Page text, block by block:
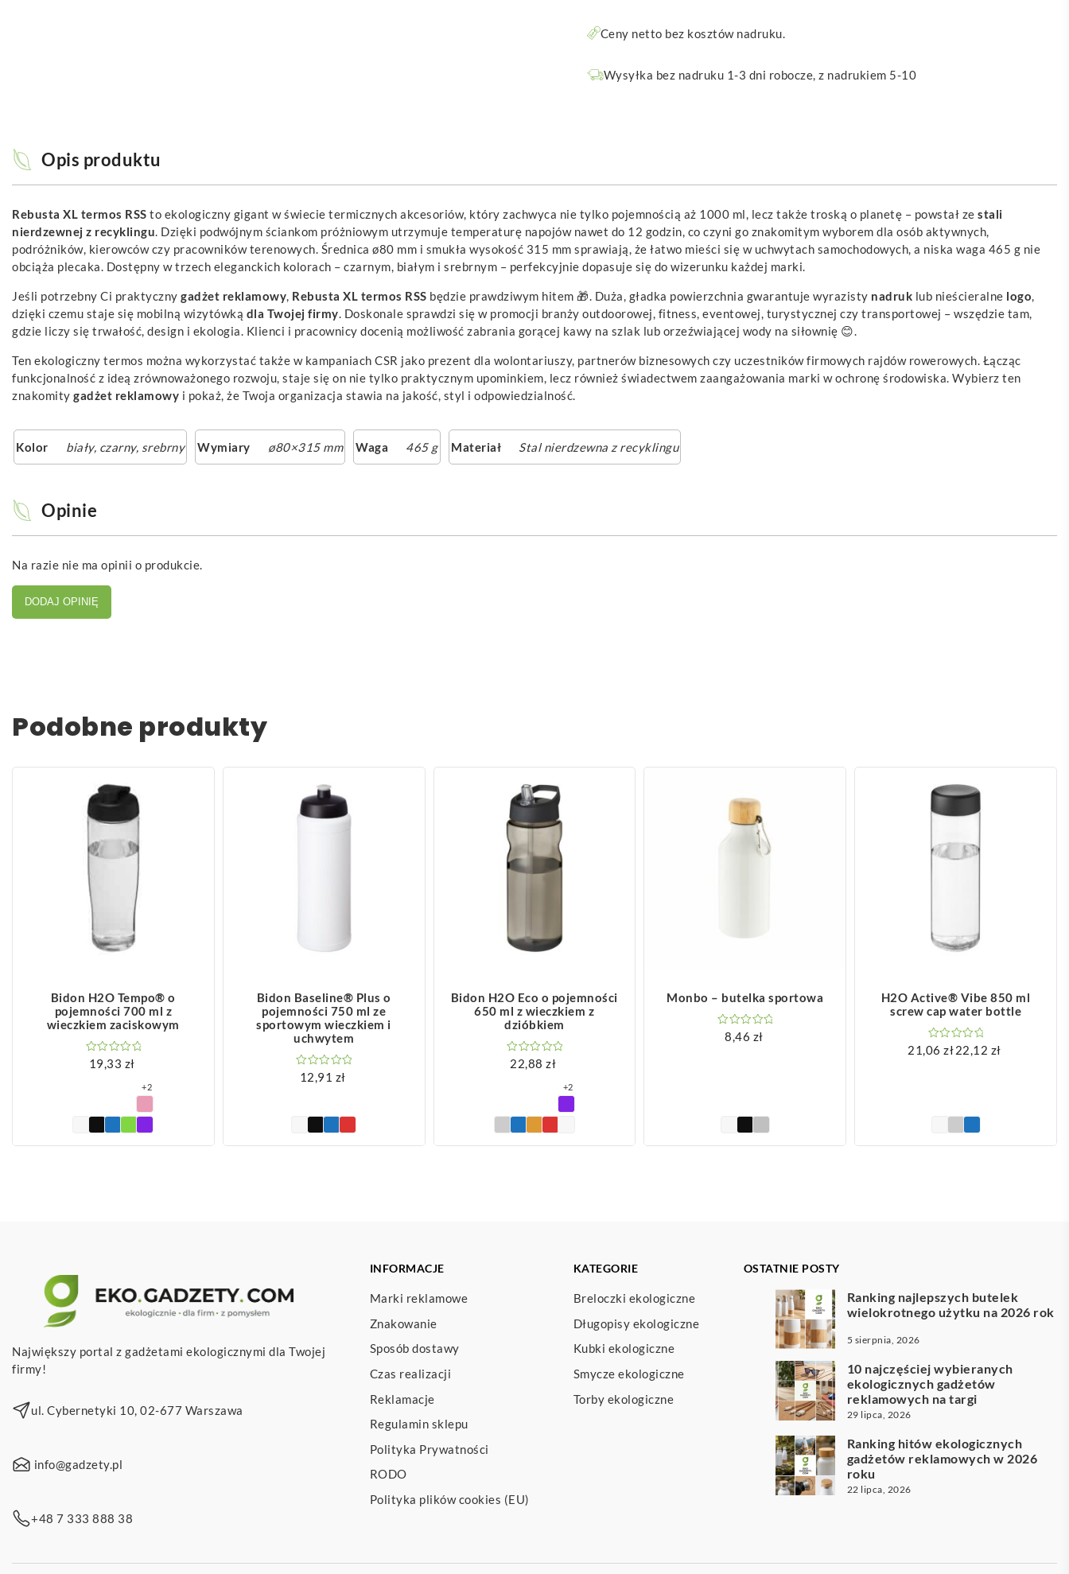
Ceny netto bez kosztów nadruku.
Wysyłka bez nadruku 1-3 dni robocze, z nadrukiem 5-10
Opis produktu
Rebusta XL termos RSS to ekologiczny gigant w świecie termicznych akcesoriów, który zachwyca nie tylko pojemnością aż 1000 ml, lecz także troską o planetę – powstał ze stali
nierdzewnej z recyklingu. Dzięki podwójnym ściankom próżniowym utrzymuje temperaturę napojów nawet do 12 godzin, co czyni go znakomitym wyborem dla osób aktywnych,
podróżników, kierowców czy pracowników terenowych. Średnica ø80 mm i smukła wysokość 315 mm sprawiają, że łatwo mieści się w uchwytach samochodowych, a niska waga 465 g nie
obciąża plecaka. Dostępny w trzech eleganckich kolorach – czarnym, białym i srebrnym – perfekcyjnie dopasuje się do wizerunku każdej marki.
Jeśli potrzebny Ci praktyczny gadżet reklamowy, Rebusta XL termos RSS będzie prawdziwym hitem 🎁. Duża, gładka powierzchnia gwarantuje wyrazisty nadruk lub nieścieralne logo,
dzięki czemu staje się mobilną wizytówką dla Twojej firmy. Doskonale sprawdzi się w promocji branży outdoorowej, fitness, eventowej, turystycznej czy transportowej – wszędzie tam,
gdzie liczy się trwałość, design i ekologia. Klienci i pracownicy docenią możliwość zabrania gorącej kawy na szlak lub orzeźwiającej wody na siłownię 😊.
Ten ekologiczny termos można wykorzystać także w kampaniach CSR jako prezent dla wolontariuszy, partnerów biznesowych czy uczestników firmowych rajdów rowerowych. Łącząc
funkcjonalność z ideą zrównoważonego rozwoju, staje się on nie tylko praktycznym upominkiem, lecz również świadectwem zaangażowania marki w ochronę środowiska. Wybierz ten
znakomity gadżet reklamowy i pokaż, że Twoja organizacja stawia na jakość, styl i odpowiedzialność.
Kolor biały, czarny, srebrny Wymiary ø80×315 mm Waga 465 g Materiał Stal nierdzewna z recyklingu
Opinie
Na razie nie ma opinii o produkcie.
DODAJ OPINIĘ
Podobne produkty
Bidon H2O Tempo® o
pojemności 700 ml z
wieczkiem zaciskowym
19,33 zł
+2
Bidon Baseline® Plus o
pojemności 750 ml ze
sportowym wieczkiem i
uchwytem
12,91 zł
Bidon H2O Eco o pojemności
650 ml z wieczkiem z
dzióbkiem
22,88zł
+2
Monbo – butelka sportowa
8,46 zł
H2O Active® Vibe 850 ml
screw cap water bottle
21,06zł22,12 zł
Największy portal z gadżetami ekologicznymi dla Twojej
firmy!
ul. Cybernetyki 10, 02-677 Warszawa
info@gadzety.pl
+48 7 333 888 38
INFORMACJE
Marki reklamowe
Znakowanie
Sposób dostawy
Czas realizacji
Reklamacje
Regulamin sklepu
Polityka Prywatności
RODO
Polityka plików cookies (EU)
KATEGORIE
Breloczki ekologiczne
Długopisy ekologiczne
Kubki ekologiczne
Smycze ekologiczne
Torby ekologiczne
OSTATNIE POSTY
Ranking najlepszych butelek
wielokrotnego użytku na 2026 rok
5 sierpnia, 2026
10 najczęściej wybieranych
ekologicznych gadżetów
reklamowych na targi
29 lipca, 2026
Ranking hitów ekologicznych
gadżetów reklamowych w 2026
roku
22 lipca, 2026